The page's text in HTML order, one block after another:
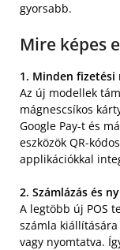
gyorsabb.
Mire képes
1. Minden fizetési
Az új modellek
mágnescsíkos
Google Pay-t és
eszközök QR-
applikációkkal
2. Számlázás és
A legtöbb új POS
számla
vagy nyomtatva.